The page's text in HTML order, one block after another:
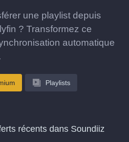
une playlist depuis
? Transformez ce
automatique
Playlists
récents dans Soundiiz